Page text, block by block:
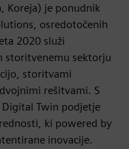
Koreja) je ponudnik
osredotočenih
2020 služi
storitvenemu sektorju
storitvami
rešitvami. S
Twin podjetje
ki powered by
inovacije.